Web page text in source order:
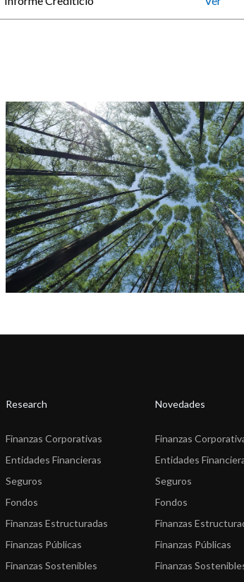
Research
Finanzas Corporativas
Entidades Financieras
Seguros
Fondos
Finanzas Estructuradas
Finanzas Públicas
Finanzas Sostenibles
Novedades
Finanzas
Entidades
Seguros
Fondos
Finanzas
Finanzas Públicas
Finanzas